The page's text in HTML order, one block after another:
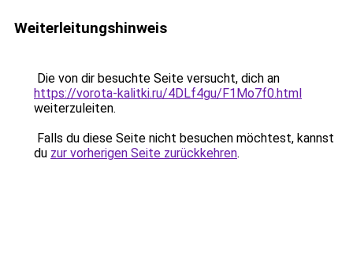
Weiterleitungshinweis
Die von dir besuchte Seite versucht, dich an
https://vorota-kalitki.ru/4DLf4gu/F1Mo7f0.html
weiterzuleiten.
Falls du diese Seite nicht besuchen möchtest, kannst
du zur vorherigen Seite zurückkehren.